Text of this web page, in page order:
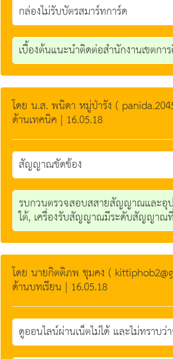
กล่องไม่รับบัตรสมาร์ทการ์ด
เบื้องต้นแนะนำติดต่อสำนักงานเขตก
โดย น.ส. พนิดา หมู่ป่ารัง (
ด้านเทคนิค | 16.05.18
สัญญาณขัดข้อง
รบกวนตรวจสอบสสายสัญญาณและอุ
ใต้, เครื่องรับสัญญาณมีระดับสัญญาณที่
โดย นายกิตติภพ ชุมคง (
ด้านบทเรียน | 16.05.18
ดูออนไลน์ผ่านเน็ตไม่ได้ และไม่ทราบว่